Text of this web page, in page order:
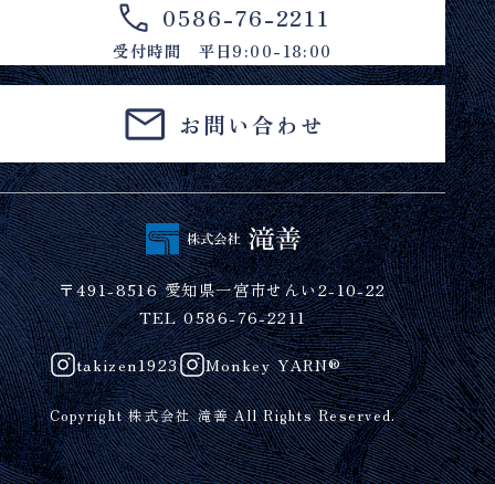
0586-76-2211
受付時間 平日9:00-18:00
お問い合わせ
〒491-8516 愛知県一宮市せんい2-10-22
TEL 0586-76-2211
takizen1923 Monkey YARN®
Copyright 株式会社 滝善 All Rights Reserved.